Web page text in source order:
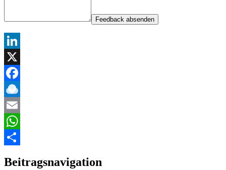
Feedback absenden
LinkedIn
X
Facebook
Raindrop.io
Email
WhatsApp
Beitragsnavigation